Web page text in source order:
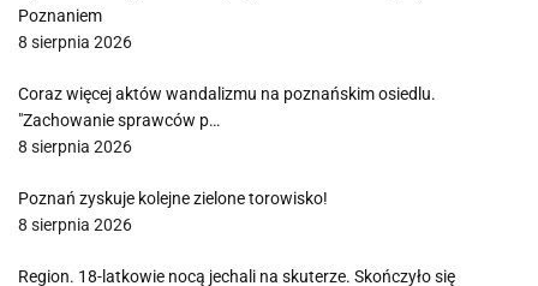
Poznaniem
8 sierpnia 2026
Coraz więcej aktów wandalizmu na poznańskim osiedlu.
"Zachowanie sprawców p…
8 sierpnia 2026
Poznań zyskuje kolejne zielone torowisko!
8 sierpnia 2026
Region. 18-latkowie nocą jechali na skuterze. Skończyło się